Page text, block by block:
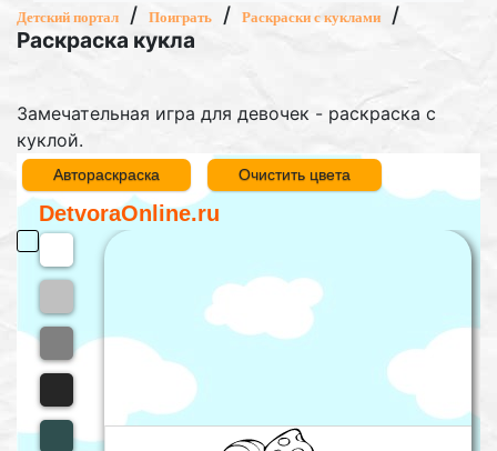
Детский портал / Поиграть / Раскраски с куклами
/
Раскраска кукла
Замечательная игра для девочек - раскраска с
куклой.
Автораскраска Очистить цвета
DetvoraOnline.ru